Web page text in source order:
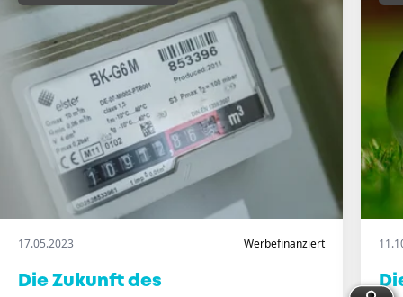
17.05.2023 Werbefinanziert
Die Zukunft des